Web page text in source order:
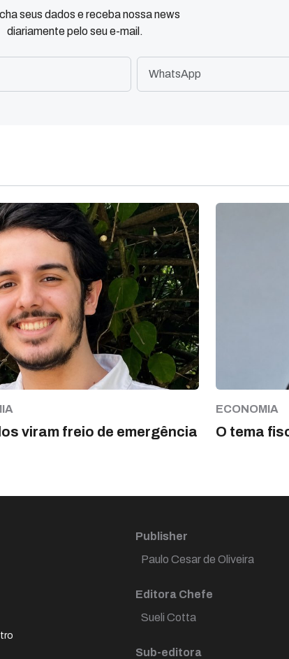
seus dados e receba nossa news
diariamente pelo seu e-mail.
viram freio de emergência
ECONOMIA
O tema
Publisher
Paulo Cesar de Oliveira
Editora Chefe
Sueli Cotta
Sub-editora